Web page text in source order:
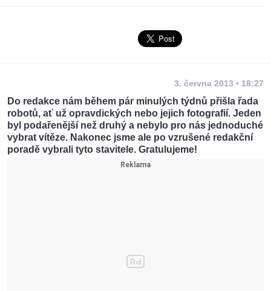
3. června 2013 • 18:27
Do redakce nám během pár minulých týdnů přišla řada
robotů, ať už opravdických nebo jejich fotografií. Jeden
byl podařenější než druhý a nebylo pro nás jednoduché
vybrat vítěze. Nakonec jsme ale po vzrušené redakční
poradě vybrali tyto stavitele. Gratulujeme!